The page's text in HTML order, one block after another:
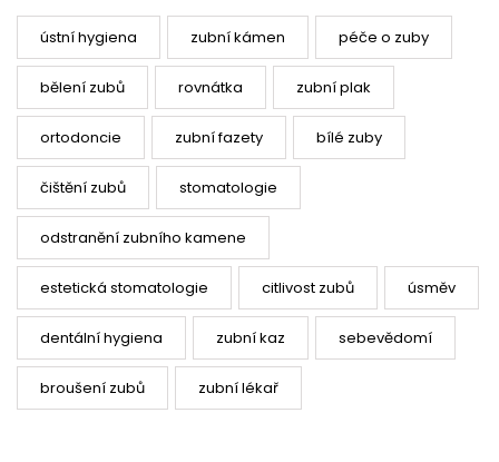
ústní hygiena zubní kámen péče o zuby
bělení zubů rovnátka zubní plak
ortodoncie zubní fazety bílé zuby
čištění zubů stomatologie
odstranění zubního kamene
estetická stomatologie citlivost zubů úsměv
dentální hygiena zubní kaz sebevědomí
broušení zubů zubní lékař